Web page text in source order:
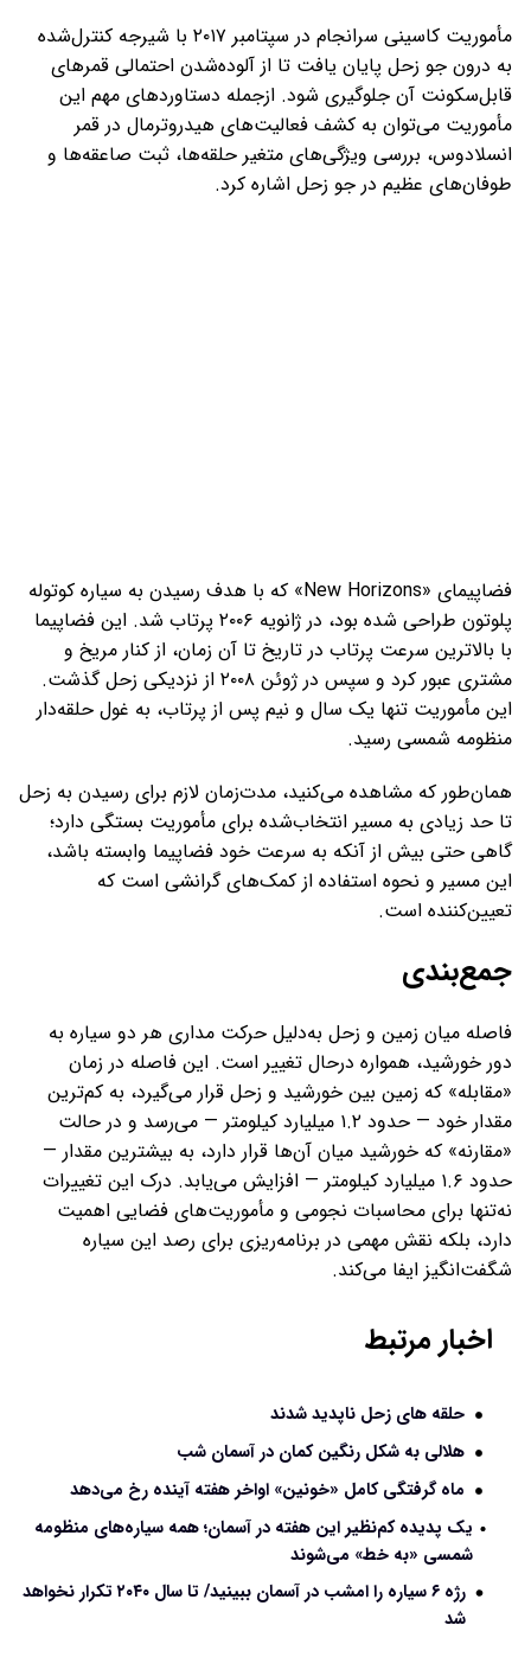
مأموریت کاسینی سرانجام در سپتامبر ۲۰۱۷ با شیرجه‌ کنترل‌شده
به درون جو زحل پایان یافت تا از آلوده‌شدن احتمالی قمرهای
قابل‌سکونت آن جلوگیری شود. ازجمله دستاوردهای مهم این
مأموریت می‌توان به کشف فعالیت‌های هیدروترمال در قمر
انسلادوس، بررسی ویژگی‌های متغیر حلقه‌ها، ثبت صاعقه‌ها و
طوفان‌های عظیم در جو زحل اشاره کرد.
فضاپیمای «New Horizons» که با هدف رسیدن به سیاره کوتوله
پلوتون طراحی شده بود، در ژانویه ۲۰۰۶ پرتاب شد. این فضاپیما
با بالاترین سرعت پرتاب در تاریخ تا آن زمان، از کنار مریخ و
مشتری عبور کرد و سپس در ژوئن ۲۰۰۸ از نزدیکی زحل گذشت.
این مأموریت تنها یک سال و نیم پس از پرتاب، به غول حلقه‌دار
منظومه شمسی رسید.
همان‌طور که مشاهده می‌کنید، مدت‌زمان لازم برای رسیدن به زحل
تا حد زیادی به مسیر انتخاب‌شده برای مأموریت بستگی دارد؛
گاهی حتی بیش از آنکه به سرعت خود فضاپیما وابسته باشد،
این مسیر و نحوه‌ استفاده از کمک‌های گرانشی است که
تعیین‌کننده‌ است.
جمع‌بندی
فاصله میان زمین و زحل به‌دلیل حرکت مداری هر دو سیاره به
دور خورشید، همواره درحال تغییر است. این فاصله در زمان
«مقابله» که زمین بین خورشید و زحل قرار می‌گیرد، به کم‌ترین
مقدار خود — حدود ۱.۲ میلیارد کیلومتر — می‌رسد و در حالت
«مقارنه» که خورشید میان آن‌ها قرار دارد، به بیشترین مقدار —
حدود ۱.۶ میلیارد کیلومتر — افزایش می‌یابد. درک این تغییرات
نه‌تنها برای محاسبات نجومی و مأموریت‌های فضایی اهمیت
دارد، بلکه نقش مهمی در برنامه‌ریزی برای رصد این سیاره
شگفت‌انگیز ایفا می‌کند.
اخبار مرتبط
حلقه های زحل ناپدید شدند
هلالی به شکل رنگین کمان در آسمان شب
ماه گرفتگی کامل «خونین» اواخر هفته آینده رخ می‌دهد
یک پدیده کم‌نظیر این هفته در آسمان؛ همه سیاره‌های منظومه
شمسی «به خط» می‌شوند
رژه ۶ سیاره را امشب در آسمان ببینید/ تا سال ۲۰۴۰ تکرار نخواهد
شد